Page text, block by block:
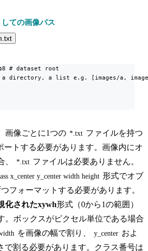
ての画像パス
# dataset root
directory, a list e.g. [images/a,
画像ごとに1つの *.txt ファイルを持つ
ートする必要があります。画像内にオ
*.txt ファイルは必要ありません。
x_center y_center width height 形式でオブ
フォーマットする必要があります。
化されたxywh形式（0から1の範囲）
。ボックスがピクセル単位である場合
を画像の幅で割り、 y_center およ
で割る必要があります。クラス番号は